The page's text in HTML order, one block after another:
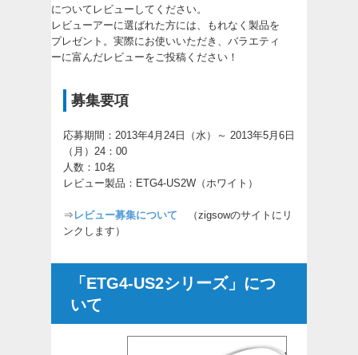
についてレビューしてください。
レビューアーに選ばれた方には、もれなく製品を
プレゼント。実際にお使いいただき、バラエティ
ーに富んだレビューをご投稿ください！
募集要項
応募期間：2013年4月24日（水）～ 2013年5月6日
（月）24：00
人数：10名
レビュー製品：ETG4-US2W（ホワイト）
⇒ レビュー募集について （zigsowのサイトにリ
ンクします）
「ETG4-US2シリーズ」につ
いて